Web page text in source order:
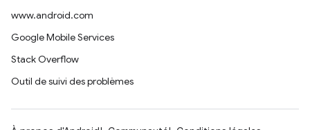
www.android.com
Google Mobile Services
Stack Overflow
Outil de suivi des problèmes